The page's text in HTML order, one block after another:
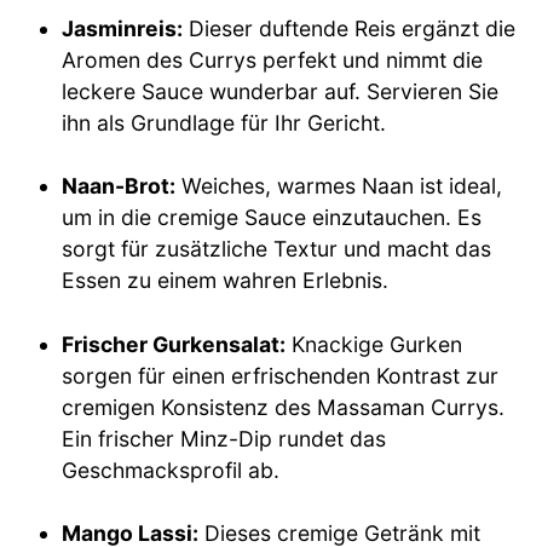
Jasminreis: Dieser duftende Reis ergänzt die
Aromen des Currys perfekt und nimmt die
leckere Sauce wunderbar auf. Servieren Sie
ihn als Grundlage für Ihr Gericht.
Naan-Brot: Weiches, warmes Naan ist ideal,
um in die cremige Sauce einzutauchen. Es
sorgt für zusätzliche Textur und macht das
Essen zu einem wahren Erlebnis.
Frischer Gurkensalat: Knackige Gurken
sorgen für einen erfrischenden Kontrast zur
cremigen Konsistenz des Massaman Currys.
Ein frischer Minz-Dip rundet das
Geschmacksprofil ab.
Mango Lassi: Dieses cremige Getränk mit